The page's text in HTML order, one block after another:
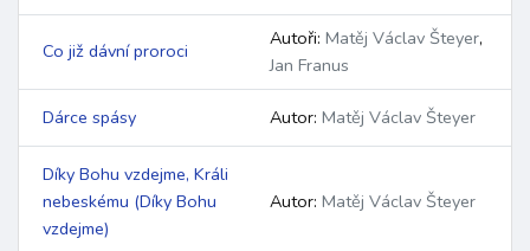
Co již dávní proroci
Autoři: Matěj Václav Šteyer,
Jan Franus
Dárce spásy Autor: Matěj Václav Šteyer
Díky Bohu vzdejme, Králi
nebeskému (Díky Bohu
vzdejme)
Autor: Matěj Václav Šteyer